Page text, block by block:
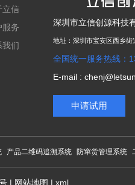
立信
服务
我们
深圳市立信创源科技
地址：深圳市宝安区西乡
全国统一服务热线
E-mail :
申请试用
产品二维码追溯系统 防窜货管理系统
| 网站地图 | xml